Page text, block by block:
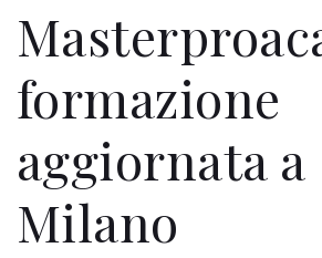
formazione
aggiornata a
Milano